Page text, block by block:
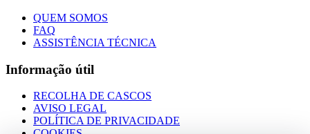
QUEM SOMOS
FAQ
ASSISTÊNCIA TÉCNICA
Informação útil
RECOLHA DE CASCOS
AVISO LEGAL
POLÍTICA DE PRIVACIDADE